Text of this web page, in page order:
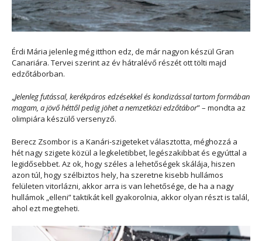
Érdi Mária jelenleg még itthon edz, de már nagyon készül Gran
Canariára. Tervei szerint az év hátralévő részét ott tölti majd
edzőtáborban.
Jelenleg futással, kerékpáros edzésekkel és kondizással tartom formában
magam, a jövő héttől pedig jöhet a nemzetközi edzőtábor” – mondta az
olimpiára készülő versenyző.
Berecz Zsombor is a Kanári-szigeteket választotta, méghozzá a
hét nagy szigete közül a legkeletibbet, legészakibbat és egyúttal a
legidősebbet. Az ok, hogy széles a lehetőségek skálája, hiszen
azon túl, hogy szélbiztos hely, ha szeretne kisebb hullámos
felületen vitorlázni, akkor arra is van lehetősége, de ha a nagy
hullámok „elleni” taktikát kell gyakorolnia, akkor olyan részt is talál,
ahol ezt megteheti.